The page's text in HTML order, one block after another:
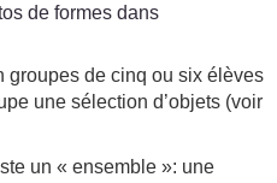
de formes dans
groupes de cinq ou six élèves
une sélection d’objets (voir
un « ensemble »: une